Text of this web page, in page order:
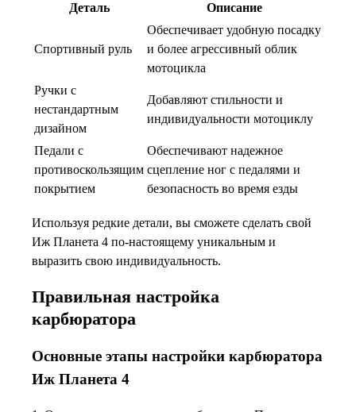
Деталь Описание
Спортивный руль
Обеспечивает удобную посадку
и более агрессивный облик
мотоцикла
Ручки с
нестандартным
дизайном
Добавляют стильности и
индивидуальности мотоциклу
Педали с
противоскользящим
покрытием
Обеспечивают надежное
сцепление ног с педалями и
безопасность во время езды
Используя редкие детали, вы сможете сделать свой
Иж Планета 4 по-настоящему уникальным и
выразить свою индивидуальность.
Правильная настройка
карбюратора
Основные этапы настройки карбюратора
Иж Планета 4